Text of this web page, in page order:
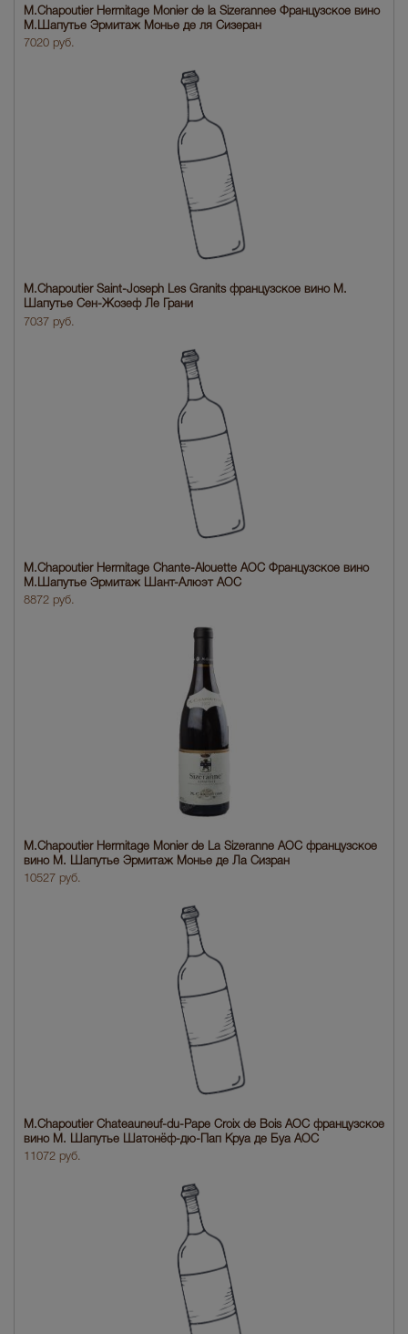
M.Chapoutier Hermitage Monier de la Sizerannee Французское вино
М.Шапутье Эрмитаж Монье де ля Сизеран
7020 руб.
M.Chapoutier Saint-Joseph Les Granits французское вино М.
Шапутье Сен-Жозеф Ле Грани
7037 руб.
M.Chapoutier Hermitage Chante-Alouette AOC Французское вино
М.Шапутье Эрмитаж Шант-Алюэт АОС
8872 руб.
M.Chapoutier Hermitage Monier de La Sizeranne AOC французское
вино М. Шапутье Эрмитаж Монье де Ла Сизран
10527 руб.
M.Chapoutier Chateauneuf-du-Pape Croix de Bois AOC французское
вино М. Шапутье Шатонёф-дю-Пап Круа де Буа АОС
11072 руб.